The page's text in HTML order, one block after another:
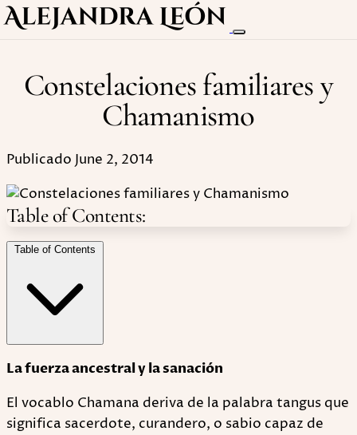
Constelaciones familiares y
Chamanismo
Publicado June 2, 2014
Table of Contents:
Table of Contents
La fuerza ancestral y la sanación
El vocablo Chamana deriva de la palabra tangus que
significa sacerdote, curandero, o sabio capaz de